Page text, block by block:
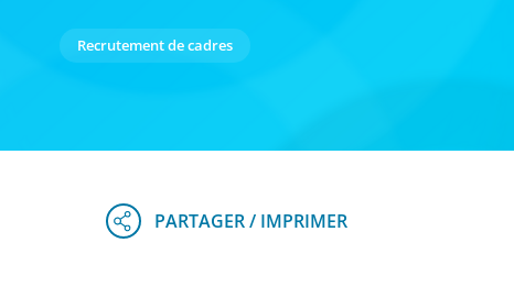
Recrutement de cadres